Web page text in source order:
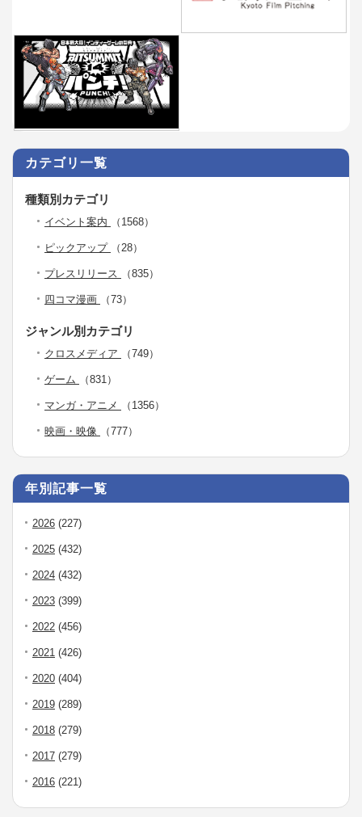
カテゴリ一覧
種類別カテゴリ
イベント案内 （1568）
ピックアップ （28）
プレスリリース （835）
四コマ漫画 （73）
ジャンル別カテゴリ
クロスメディア （749）
ゲーム （831）
マンガ・アニメ （1356）
映画・映像 （777）
年別記事一覧
2026 (227)
2025 (432)
2024 (432)
2023 (399)
2022 (456)
2021 (426)
2020 (404)
2019 (289)
2018 (279)
2017 (279)
2016 (221)